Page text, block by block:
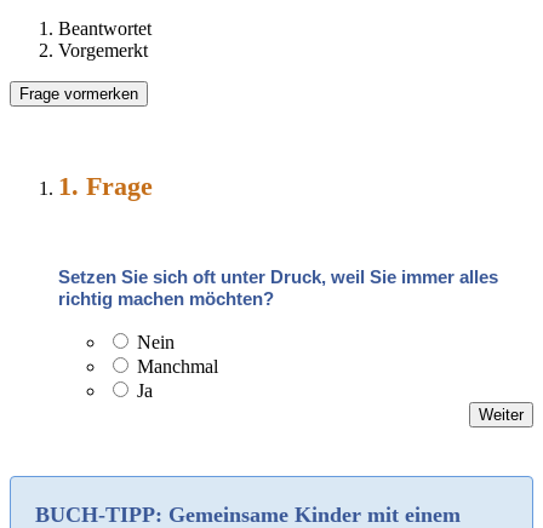
Beantwortet
Vorgemerkt
1. Frage
Setzen Sie sich oft unter Druck, weil Sie immer alles
richtig machen möchten?
Nein
Manchmal
Ja
BUCH-TIPP: Gemeinsame Kinder mit einem